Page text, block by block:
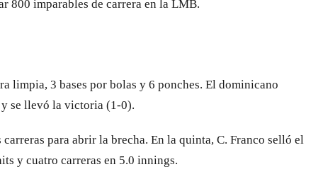
800 imparables de carrera en la LMB.
limpia, 3 bases por bolas y 6 ponches. El dominicano
y se llevó la victoria (1-0).
para abrir la brecha. En la quinta, C. Franco selló el
y cuatro carreras en 5.0 innings.